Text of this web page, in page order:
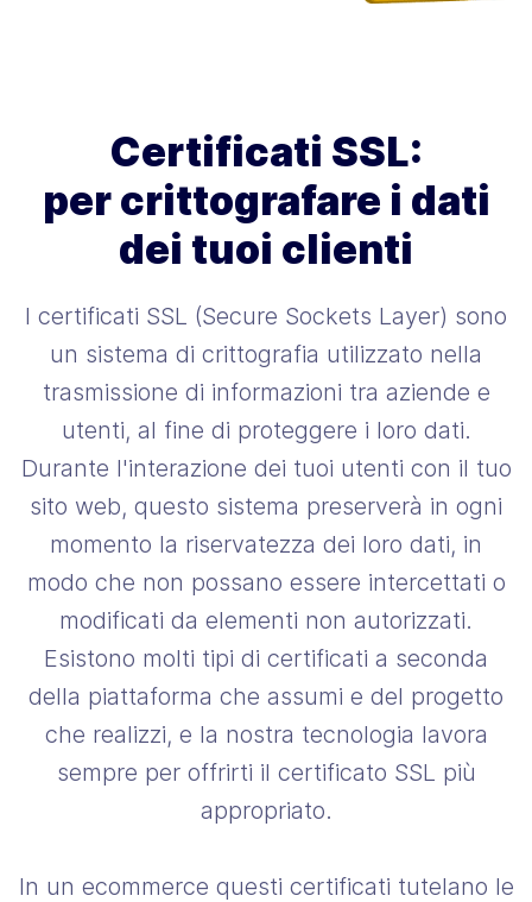
Certificati SSL:
per crittografare i dati
dei tuoi clienti
I certificati SSL (Secure Sockets Layer) sono
un sistema di crittografia utilizzato nella
trasmissione di informazioni tra aziende e
utenti, al fine di proteggere i loro dati.
Durante l'interazione dei tuoi utenti con il tuo
sito web, questo sistema preserverà in ogni
momento la riservatezza dei loro dati, in
modo che non possano essere intercettati o
modificati da elementi non autorizzati.
Esistono molti tipi di certificati a seconda
della piattaforma che assumi e del progetto
che realizzi, e la nostra tecnologia lavora
sempre per offrirti il ​​certificato SSL più
appropriato.
In un ecommerce questi certificati tutelano le